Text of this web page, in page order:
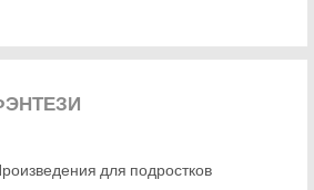
для подростков